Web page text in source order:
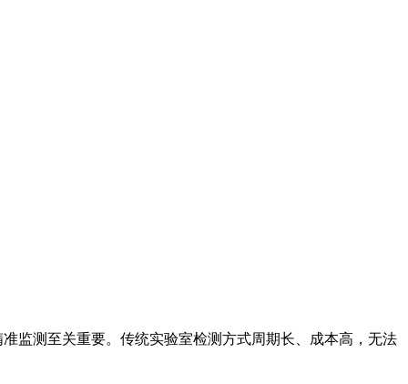
监测至关重要。传统实验室检测方式周期长、成本高，无法